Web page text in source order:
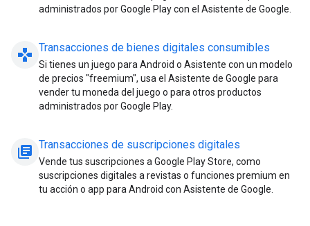
administrados por Google Play con el Asistente de Google.
gamepad Transacciones de bienes digitales consumibles
Si tienes un juego para Android o Asistente con un modelo
de precios "freemium", usa el Asistente de Google para
vender tu moneda del juego o para otros productos
administrados por Google Play.
library_books Transacciones de suscripciones digitales
Vende tus suscripciones a Google Play Store, como
suscripciones digitales a revistas o funciones premium en
tu acción o app para Android con Asistente de Google.